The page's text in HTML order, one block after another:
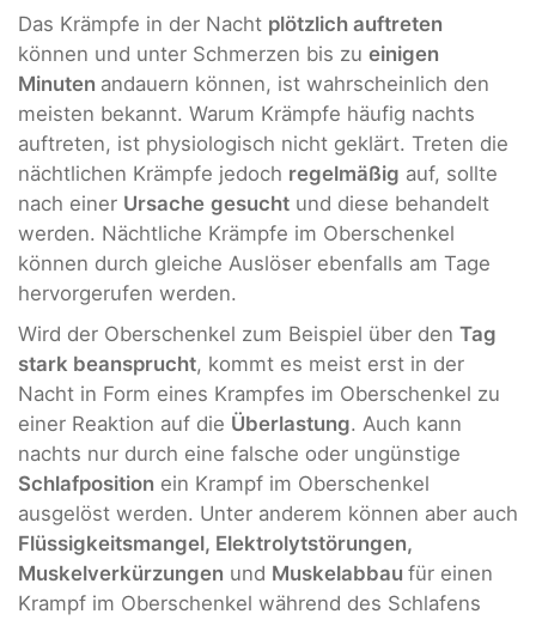
Das Krämpfe in der Nacht plötzlich auftreten
können und unter Schmerzen bis zu einigen
Minuten andauern können, ist wahrscheinlich den
meisten bekannt. Warum Krämpfe häufig nachts
auftreten, ist physiologisch nicht geklärt. Treten die
nächtlichen Krämpfe jedoch regelmäßig auf, sollte
nach einer Ursache gesucht und diese behandelt
werden. Nächtliche Krämpfe im Oberschenkel
können durch gleiche Auslöser ebenfalls am Tage
hervorgerufen werden.
Wird der Oberschenkel zum Beispiel über den Tag
stark beansprucht, kommt es meist erst in der
Nacht in Form eines Krampfes im Oberschenkel zu
einer Reaktion auf die Überlastung. Auch kann
nachts nur durch eine falsche oder ungünstige
Schlafposition ein Krampf im Oberschenkel
ausgelöst werden. Unter anderem können aber auch
Flüssigkeitsmangel, Elektrolytstörungen,
Muskelverkürzungen und Muskelabbau für einen
Krampf im Oberschenkel während des Schlafens